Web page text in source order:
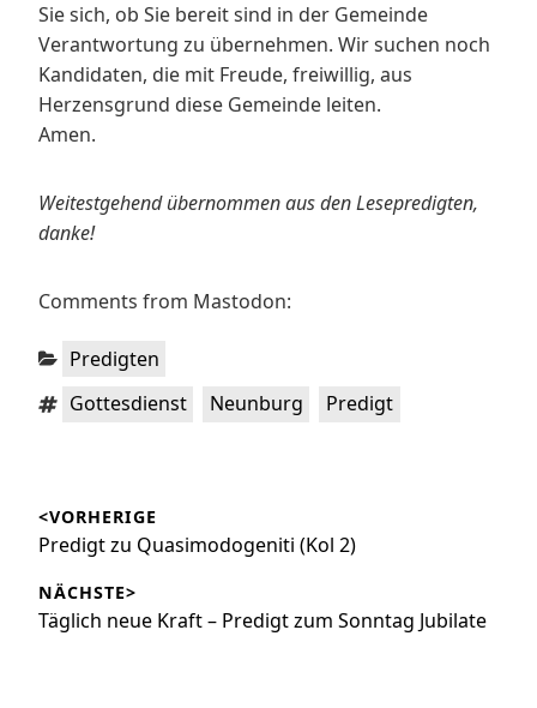
Sie sich, ob Sie bereit sind in der Gemeinde
Verantwortung zu übernehmen. Wir suchen noch
Kandidaten, die mit Freude, freiwillig, aus
Herzensgrund diese Gemeinde leiten.
Amen.
Weitestgehend übernommen aus den Lesepredigten,
danke!
Comments from Mastodon:
Kategorien:
Predigten
Schlagwörter:
Gottesdienst Neunburg Predigt
<VORHERIGE
Vorheriger
Predigt zu Quasimodogeniti (Kol 2)
NÄCHSTE>
Nächster
Täglich neue Kraft – Predigt zum Sonntag Jubilate